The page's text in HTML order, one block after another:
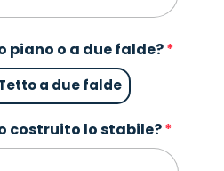
piano o a due falde?
a due falde
costruito lo stabile?